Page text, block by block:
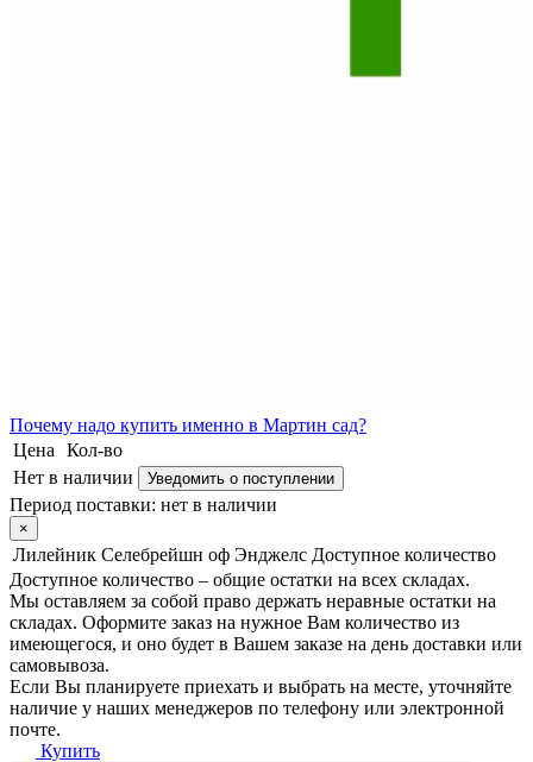
Почему надо купить именно в Мартин сад?
Цена
Кол-во
Нет в наличии
Уведомить о поступлении
Период поставки: нет в наличии
×
Лилейник Селебрейшн оф Энджелс Доступное количество
Доступное количество – общие остатки на всех складах.
Мы оставляем за собой право держать неравные остатки на
складах. Оформите заказ на нужное Вам количество из
имеющегося, и оно будет в Вашем заказе на день доставки или
самовывоза.
Если Вы планируете приехать и выбрать на месте, уточняйте
наличие у наших менеджеров по телефону или электронной
почте.
Купить